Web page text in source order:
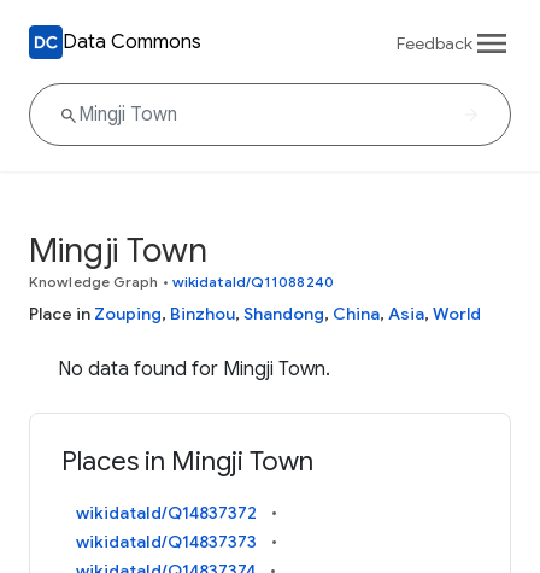
Data Commons Feedback
Mingji Town
Knowledge Graph • wikidataId/Q11088240
Place in Zouping, Binzhou, Shandong, China, Asia, World
No data found for Mingji Town.
Places in Mingji Town
wikidataId/Q14837372
wikidataId/Q14837373